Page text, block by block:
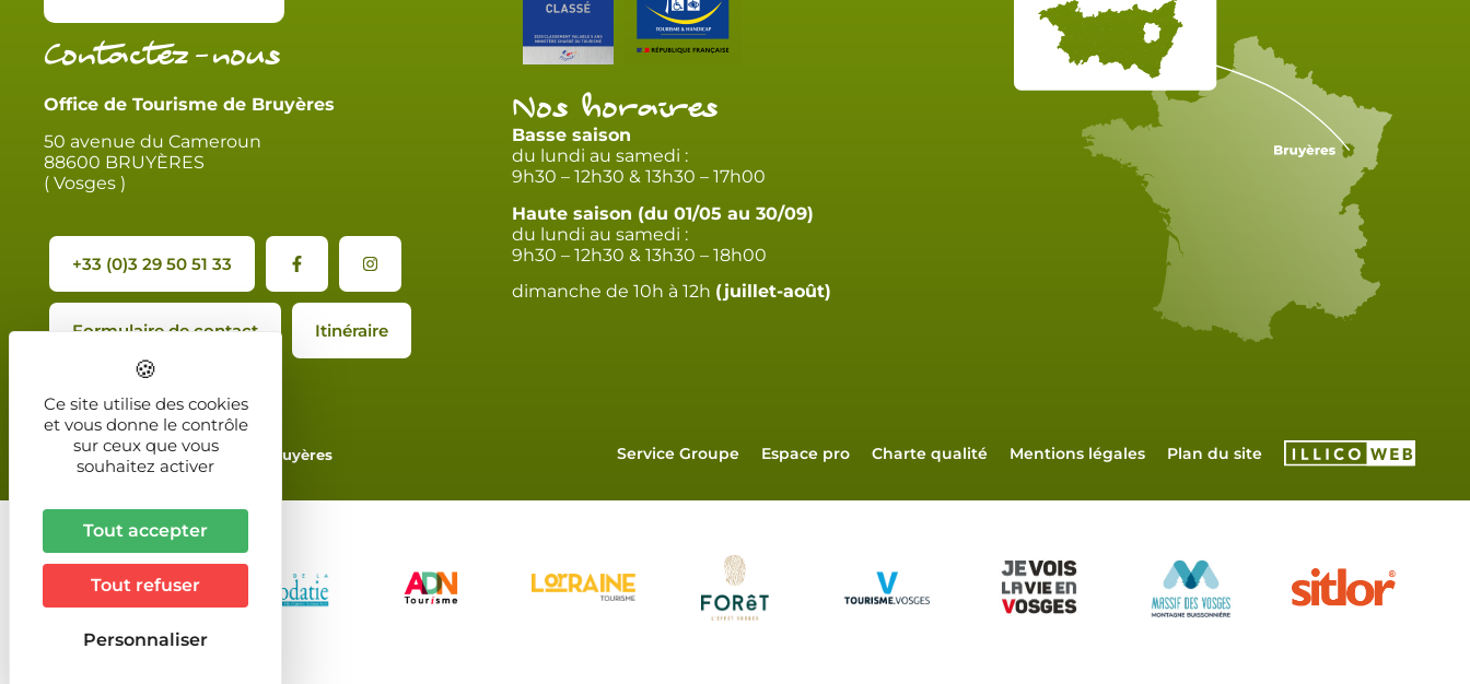
Contactez-nous
Office de Tourisme de Bruyères
50 avenue du Cameroun
88600 BRUYÈRES
( Vosges )
+33 (0)3 29 50 51 33
Formulaire de contact Itinéraire
Nos horaires
Basse saison
du lundi au samedi :
9h30 – 12h30 & 13h30 – 17h00
Haute saison (du 01/05 au 30/09)
du lundi au samedi :
9h30 – 12h30 & 13h30 – 18h00
dimanche de 10h à 12h (juillet-août)
2024 - Office de Tourisme de Bruyères Service Groupe Espace pro Charte qualité Mentions légales Plan du site
Ce site utilise des cookies
et vous donne le contrôle
sur ceux que vous
souhaitez activer
Tout accepter
Tout refuser
Personnaliser